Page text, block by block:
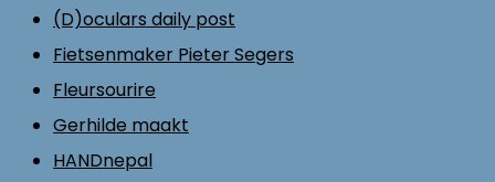
(D)oculars daily post
Fietsenmaker Pieter Segers
Fleursourire
Gerhilde maakt
HANDnepal